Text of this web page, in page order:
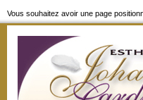
Vous souhaitez avoir une page